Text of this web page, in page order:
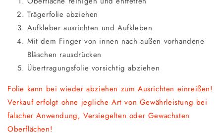
Trägerfolie abziehen
Aufkleber ausrichten und Aufkleben
Mit dem Finger von innen nach außen vorhandene
Bläschen rausdrücken
Übertragungsfolie vorsichtig abziehen
Folie kann bei wieder abziehen zum Ausrichten einreißen!
Verkauf erfolgt ohne jegliche Art von Gewährleistung bei
falscher Anwendung, Versiegelten oder Gewachsten
Oberflächen!